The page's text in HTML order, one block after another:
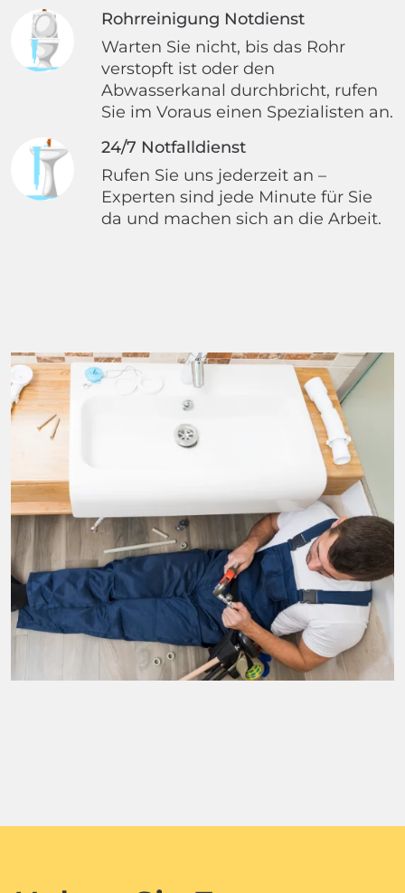
Rohrreinigung Notdienst
Warten Sie nicht, bis das Rohr
verstopft ist oder den
Abwasserkanal durchbricht, rufen
Sie im Voraus einen Spezialisten an.
24/7 Notfalldienst
Rufen Sie uns jederzeit an –
Experten sind jede Minute für Sie
da und machen sich an die Arbeit.